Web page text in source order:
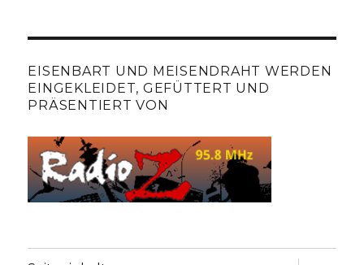
EISENBART UND MEISENDRAHT WERDEN
EINGEKLEIDET, GEFÜTTERT UND
PRÄSENTIERT VON